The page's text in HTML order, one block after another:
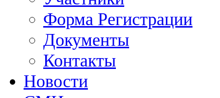
Форма Регистрации
Документы
Контакты
Новости